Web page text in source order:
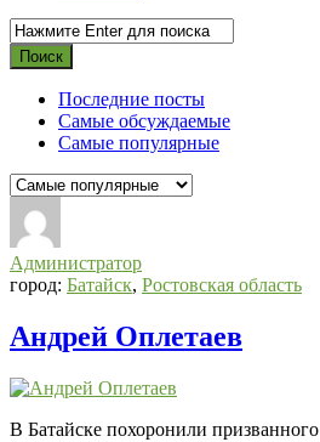
Последние посты
Самые обсуждаемые
Самые популярные
СВО
Списки
погибших
2026,
Новости
СВО
Администратор
город: Батайск, Ростовская область
Андрей Оплетаев
В Батайске похоронили